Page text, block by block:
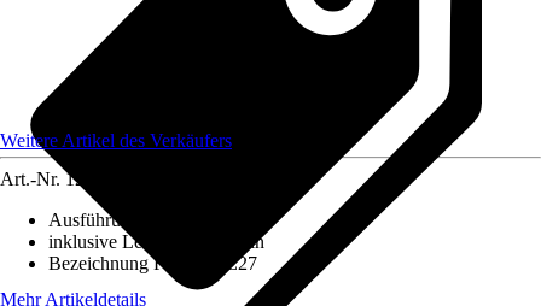
Weitere Artikel des Verkäufers
Art.-Nr. 12172806
Ausführung
inklusive Leuchtmittel
Nein
Bezeichnung Fassung
E27
Mehr Artikeldetails